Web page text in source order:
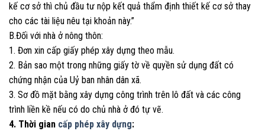
kế cơ sở thì chủ đầu tư nộp kết quả thẩm định thiết kế cơ sở thay
cho các tài liệu nêu tại khoản này.”
B.Đối với nhà ở nông thôn:
1. Đơn xin cấp giấy phép xây dựng theo mẫu.
2. Bản sao một trong những giấy tờ về quyền sử dụng đất có
chứng nhận của Uỷ ban nhân dân xã.
3. Sơ đồ mặt bằng xây dựng công trình trên lô đất và các công
trình liền kề nếu có do chủ nhà ở đó tự vẽ.
4. Thời gian cấp phép xây dựng: